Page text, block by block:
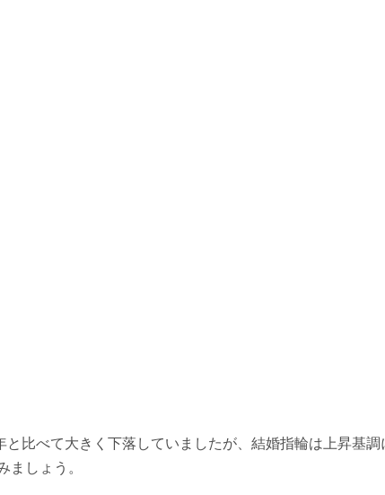
比べて大きく下落していましたが、結婚指輪は上昇基
しょう。